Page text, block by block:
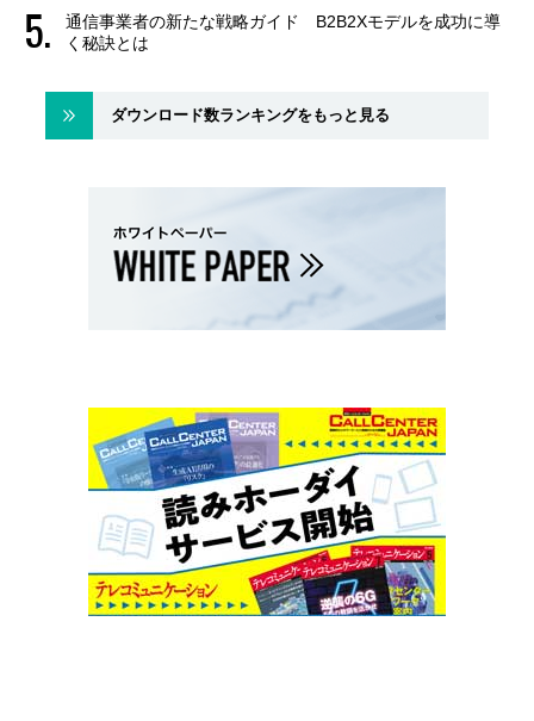
通信事業者の新たな戦略ガイド B2B2Xモデルを成功に導
く秘訣とは
ダウンロード数ランキングをもっと見る